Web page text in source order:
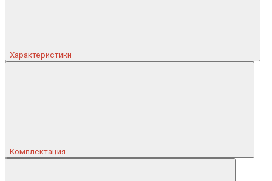
Характеристики
Комплектация